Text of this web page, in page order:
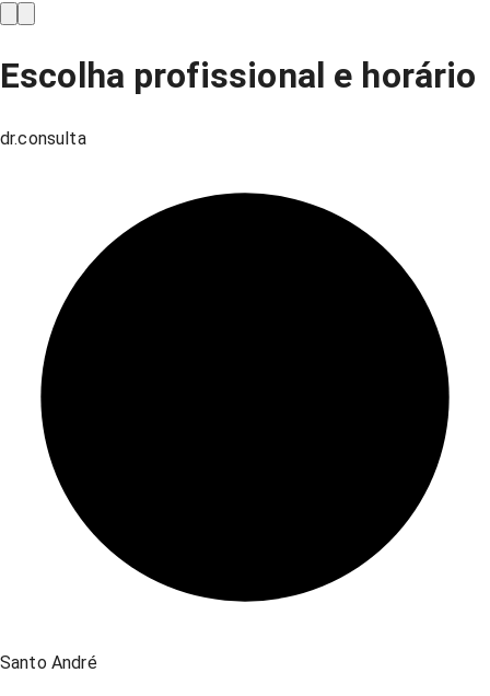
Escolha profissional e horário
dr.consulta
Santo André